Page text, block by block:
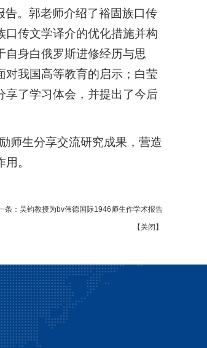
。郭老师介绍了裕固族口传
传文学译介的优化措施并构
身白俄罗斯进修经历与思
对我国高等教育的启示；白莹
享了学习体会，并提出了今后
师生分享交流研究成果，营造
。
条： 吴钧教授为bv伟德国际1946师生作学术报告
【关闭】